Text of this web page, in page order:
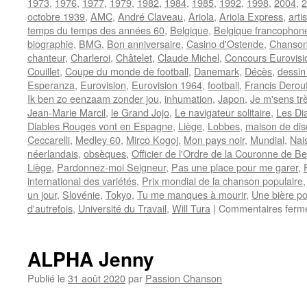
octobre 1939, AMC, André Claveau, Ariola, Ariola Express,
temps du temps des années 60, Belgique, Belgique
biographie, BMG, Bon anniversaire, Casino d'Ostende,
chanteur, Charleroi, Châtelet, Claude Michel, Concours
Couillet, Coupe du monde de football, Danemark, Décès,
Esperanza, Eurovision, Eurovision 1964, football, Francis
Ik ben zo eenzaam zonder jou, inhumation, Japon, Je m'sens
Jean-Marie Marcil, le Grand Jojo, Le navigateur solitaire, Les
Diables Rouges vont en Espagne, Liège, Lobbes, maison de
Ceccarelli, Medley 60, Mirco Kogoj, Mon pays noir, Mundial,
néerlandais, obsèques, Officier de l'Ordre de la Couronne de
Liège, Pardonnez-moi Seigneur, Pas une place pour me garer,
international des variétés, Prix mondial de la chanson populaire
un jour, Slovénie, Tokyo, Tu me manques à mourir, Une bière
d'autrefois, Université du Travail, Will Tura | Commentaires
ALPHA Jenny
Publié le31 août 2020par Passion Chanson